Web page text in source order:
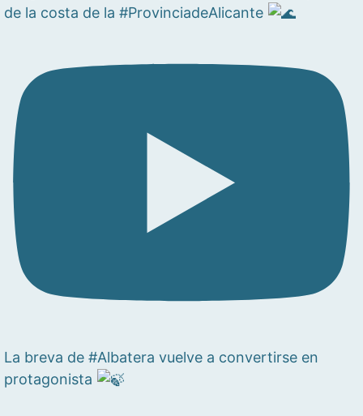
de la costa de la #ProvinciadeAlicante
La breva de #Albatera vuelve a convertirse en
protagonista